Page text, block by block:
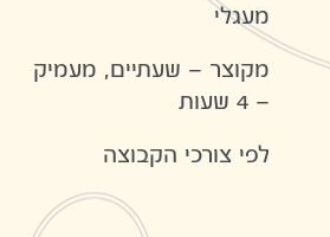
מעגלי
מקוצר – שעתיים, מעמיק
לפי צורכי הקבוצה